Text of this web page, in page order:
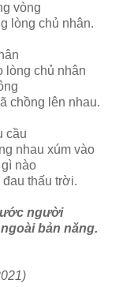
vòng
lòng chủ nhân.
lòng chủ nhân
chồng lên nhau.
cầu
nhau xúm vào
nào
đau thấu trời.
người
bản năng.